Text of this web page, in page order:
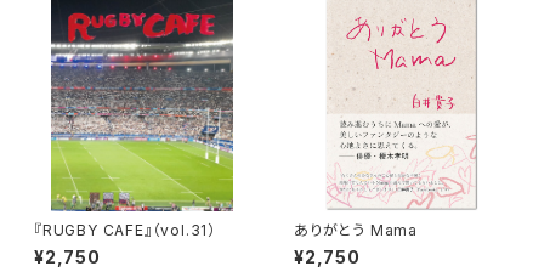
『RUGBY CAFE』（vol.31）
¥2,750
ありがとう Mama
¥2,750